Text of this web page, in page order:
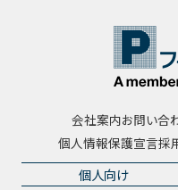
会社案内お問い合
個人情報保護宣言採
個人向け